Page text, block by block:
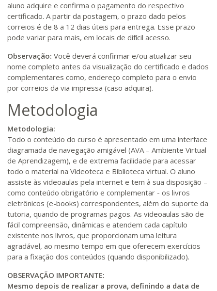
aluno adquire e confirma o pagamento do respectivo
certificado. A partir da postagem, o prazo dado pelos
correios é de 8 a 12 dias úteis para entrega. Esse prazo
pode variar para mais, em locais de difícil acesso.
Observação: Você deverá confirmar e/ou atualizar seu
nome completo antes da visualização do certificado e dados
complementares como, endereço completo para o envio
por correios da via impressa (caso adquira).
Metodologia
Metodologia:
Todo o conteúdo do curso é apresentado em uma interface
diagramada de navegação amigável (AVA – Ambiente Virtual
de Aprendizagem), e de extrema facilidade para acessar
todo o material na Videoteca e Biblioteca virtual. O aluno
assiste às videoaulas pela internet e tem à sua disposição –
como conteúdo obrigatório e complementar - os livros
eletrônicos (e-books) correspondentes, além do suporte da
tutoria, quando de programas pagos. As videoaulas são de
fácil compreensão, dinâmicas e atendem cada capítulo
existente nos livros, que proporcionam uma leitura
agradável, ao mesmo tempo em que oferecem exercícios
para a fixação dos conteúdos (quando disponibilizado).
OBSERVAÇÃO IMPORTANTE:
Mesmo depois de realizar a prova, definindo a data de